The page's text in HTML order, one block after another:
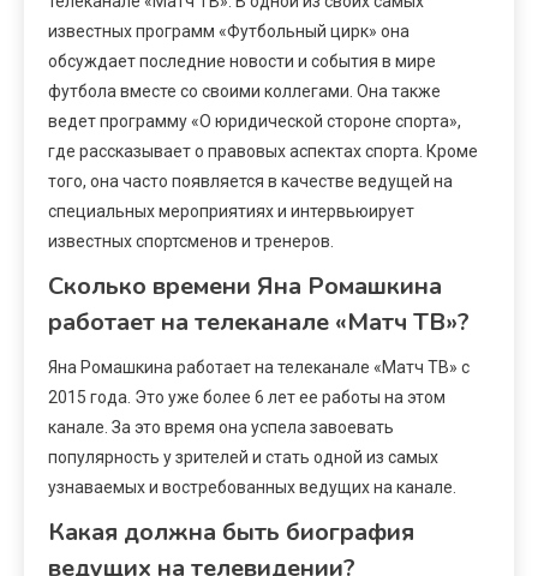
известных программ «Футбольный цирк» она
обсуждает последние новости и события в мире
футбола вместе со своими коллегами. Она также
ведет программу «О юридической стороне спорта»,
где рассказывает о правовых аспектах спорта. Кроме
того, она часто появляется в качестве ведущей на
специальных мероприятиях и интервьюирует
известных спортсменов и тренеров.
Сколько времени Яна Ромашкина
работает на телеканале «Матч ТВ»?
Яна Ромашкина работает на телеканале «Матч ТВ» с
2015 года. Это уже более 6 лет ее работы на этом
канале. За это время она успела завоевать
популярность у зрителей и стать одной из самых
узнаваемых и востребованных ведущих на канале.
Какая должна быть биография
ведущих на телевидении?